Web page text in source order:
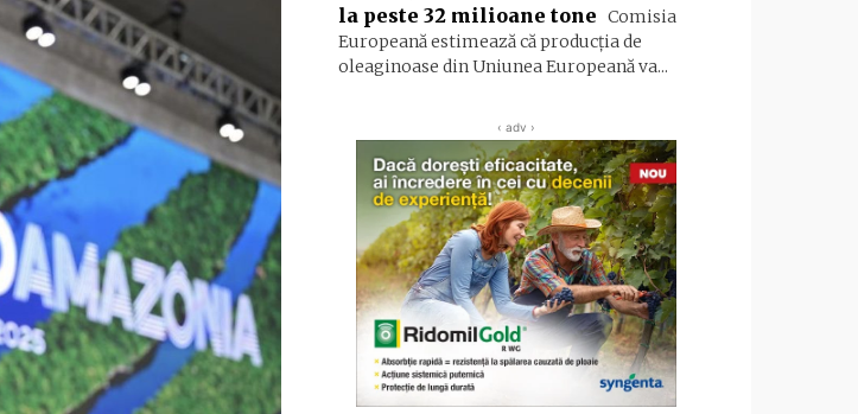
la peste 32 milioane tone Comisia
Europeană estimează că producția de
oleaginoase din Uniunea Europeană va...
‹ adv ›